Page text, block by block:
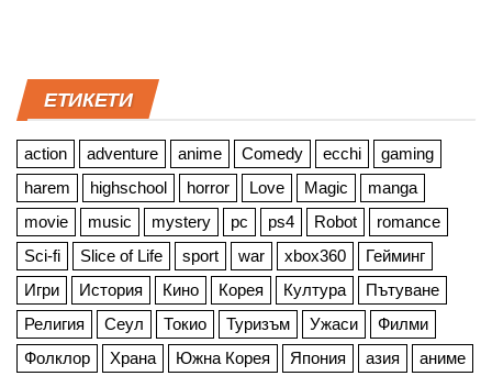
ЕТИКЕТИ
action adventure anime Comedy ecchi
gaming
harem
highschool horror Love Magic
manga
movie
music mystery pc ps4 Robot
romance
Sci-fi
Slice of Life sport war xbox360
Гейминг
Игри
История Кино Корея Култура
Пътуване
Религия
Сеул Токио Туризъм Ужаси
Филми
Фолклор
Храна Южна Корея Япония азия аниме